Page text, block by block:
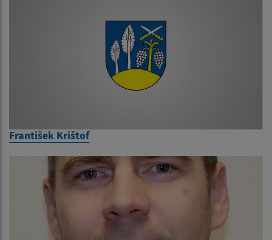
František Krištof